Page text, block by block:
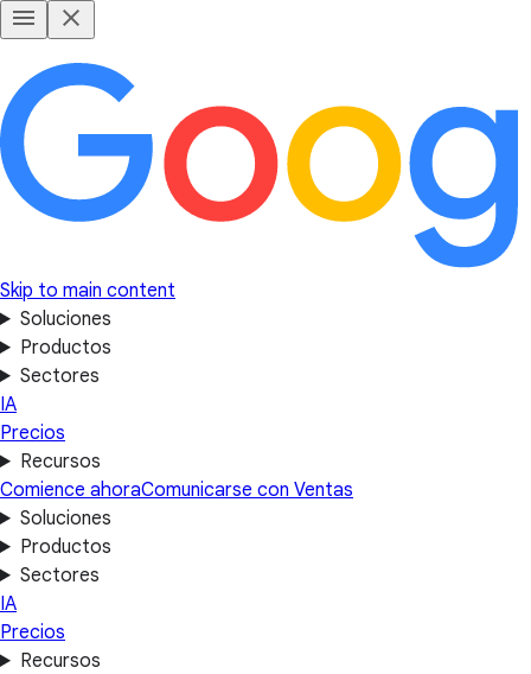
Skip to main content
Soluciones
Productos
Sectores
IA
Precios
Recursos
Comience ahoraComunicarse con Ventas
Soluciones
Productos
Sectores
IA
Precios
Recursos